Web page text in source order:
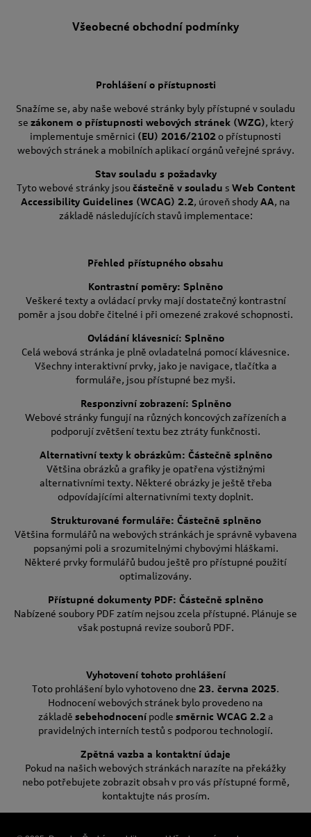
Všeobecné obchodní podmínky
Prohlášení o přístupnosti
Snažíme se, aby naše webové stránky byly přístupné v souladu
se zákonem o přístupnosti webových stránek (WZG), který
implementuje směrnici (EU) 2016/2102o přístupnosti
webových stránek a mobilních aplikací orgánů veřejné správy.
Stav souladu s požadavky
Tyto webové stránky jsou částečně v souladu s Web Content
Accessibility Guidelines (WCAG) 2.2, úroveň shodyAA, na
základě následujících stavů implementace:
Přehled přístupného obsahu
Kontrastní poměry: Splněno
Veškeré texty a ovládací prvky mají dostatečný kontrastní
poměr a jsou dobře čitelné i při omezené zrakové schopnosti.
Ovládání klávesnicí: Splněno
Celá webová stránka je plně ovladatelná pomocí klávesnice.
Všechny interaktivní prvky, jako je navigace, tlačítka a
formuláře, jsou přístupné bez myši.
Responzivní zobrazení: Splněno
Webové stránky fungují na různých koncových zařízeních a
podporují zvětšení textu bez ztráty funkčnosti.
Alternativní texty k obrázkům: Částečně splněno
Většina obrázků a grafiky je opatřena výstižnými
alternativními texty. Některé obrázky je ještě třeba
odpovídajícími alternativními texty doplnit.
Strukturované formuláře: Částečně splněno
Většina formulářů na webových stránkách je správně vybavena
popsanými poli a srozumitelnými chybovými hláškami.
Některé prvky formulářů budou ještě pro přístupné použití
optimalizovány.
Přístupné dokumenty PDF: Částečně splněno
Nabízené soubory PDF zatím nejsou zcela přístupné. Plánuje se
však postupná revize souborů PDF.
Vyhotovení tohoto prohlášení
Toto prohlášení bylo vyhotoveno dne 23. června 2025.
Hodnocení webových stránek bylo provedeno na
základě sebehodnocenípodle směrnic WCAG 2.2a
pravidelných interních testů s podporou technologií.
Zpětná vazba a kontaktní údaje
Pokud na našich webových stránkách narazíte na překážky
nebo potřebujete zobrazit obsah v pro vás přístupné formě,
kontaktujte nás prosím.